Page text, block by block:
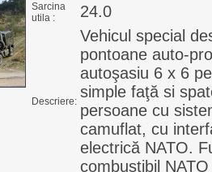
Sarcina
utila :
24.0
Descriere:
Vehicul special
pontoane
autoşasiu 6 x 6
simple faţă si
persoane cu
camuflat, cu
electrică NATO.
combustibil NATO